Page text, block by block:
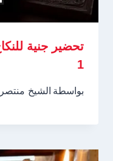
تحضير جنية
1
بواسطة الشيخ منتصر